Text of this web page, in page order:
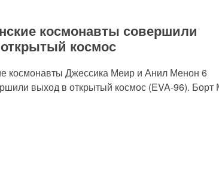
космонавты совершили
космос
космонавты Джессика Меир и Анил Менон 6
выход в открытый космос (EVA-96).